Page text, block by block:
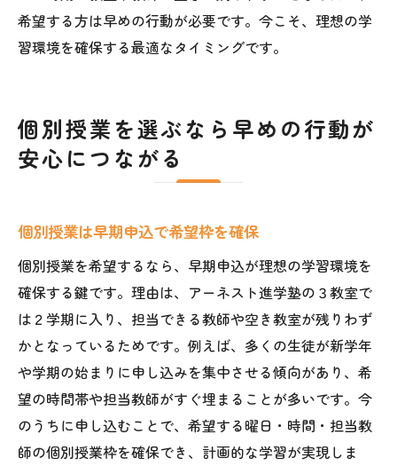
希望する方は早めの行動が必要です。今こそ、理想の学
習環境を確保する最適なタイミングです。
個別授業を選ぶなら早めの行動が
安心につながる
個別授業は早期申込で希望枠を確保
個別授業を希望するなら、早期申込が理想の学習環境を
確保する鍵です。理由は、アーネスト進学塾の３教室で
は２学期に入り、担当できる教師や空き教室が残りわず
かとなっているためです。例えば、多くの生徒が新学年
や学期の始まりに申し込みを集中させる傾向があり、希
望の時間帯や担当教師がすぐ埋まることが多いです。今
のうちに申し込むことで、希望する曜日・時間・担当教
師の個別授業枠を確保でき、計画的な学習が実現しま